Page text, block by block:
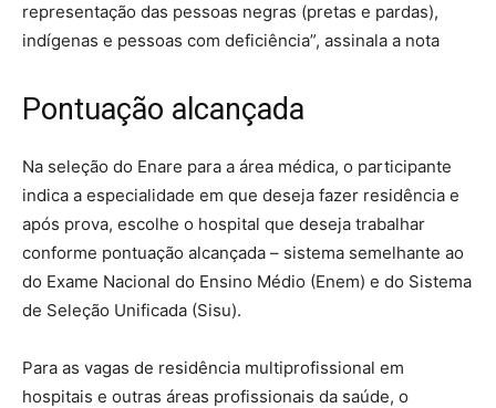
representação das pessoas negras (pretas e pardas),
indígenas e pessoas com deficiência”, assinala a nota
Pontuação alcançada
Na seleção do Enare para a área médica, o participante
indica a especialidade em que deseja fazer residência e
após prova, escolhe o hospital que deseja trabalhar
conforme pontuação alcançada – sistema semelhante ao
do Exame Nacional do Ensino Médio (Enem) e do Sistema
de Seleção Unificada (Sisu).
Para as vagas de residência multiprofissional em
hospitais e outras áreas profissionais da saúde, o